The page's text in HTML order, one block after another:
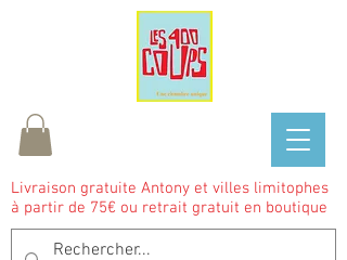
Livraison gratuite Antony et villes limitophes
à partir de 75€ ou retrait gratuit en boutique